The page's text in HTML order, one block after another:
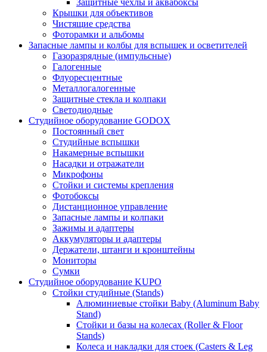
Защитные чехлы и аквабоксы
Крышки для объективов
Чистящие средства
Фоторамки и альбомы
Запасные лампы и колбы для вспышек и осветителей
Газоразрядные (импульсные)
Галогенные
Флуоресцентные
Металлогалогенные
Защитные стекла и колпаки
Светодиодные
Студийное оборудование GODOX
Постоянный свет
Студийные вспышки
Накамерные вспышки
Насадки и отражатели
Микрофоны
Стойки и системы крепления
Фотобоксы
Дистанционное управление
Запасные лампы и колпаки
Зажимы и адаптеры
Аккумуляторы и адаптеры
Держатели, штанги и кронштейны
Мониторы
Сумки
Студийное оборудование KUPO
Стойки студийные (Stands)
Алюминиевые стойки Baby (Aluminum Baby
Stand)
Стойки и базы на колесах (Roller & Floor
Stands)
Колеса и накладки для стоек (Casters & Leg